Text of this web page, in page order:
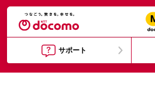
サポート